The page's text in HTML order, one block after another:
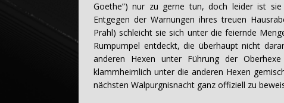
Goethe”) nur zu gerne tun, doch leider ist
Entgegen der Warnungen ihres treuen
Prahl) schleicht sie sich unter die feiernde
Rumpumpel entdeckt, die überhaupt nicht
anderen Hexen unter Führung der
klammheimlich unter die anderen Hexen
nächsten Walpurgnisnacht ganz offiziell zu